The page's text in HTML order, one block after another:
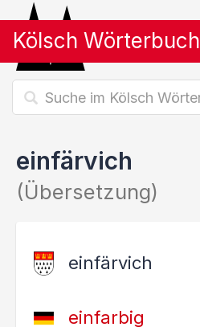
Kölsch Wörterbuch
einfärvich
(Übersetzung)
einfärvich
einfarbig